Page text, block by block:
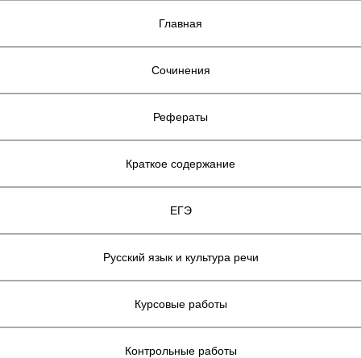
Главная
Сочинения
Рефераты
Краткое содержание
ЕГЭ
Русский язык и культура речи
Курсовые работы
Контрольные работы